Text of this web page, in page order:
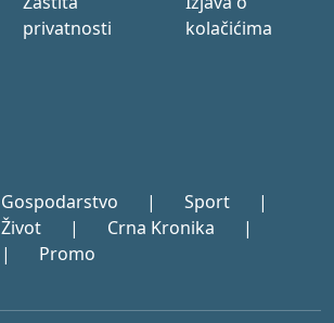
privatnosti
kolačićima
Gospodarstvo | Sport
|
Život | Crna Kronika
|
| Promo